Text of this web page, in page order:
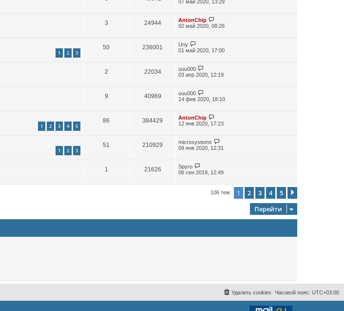
07 май 2020, 13:29
3 24944
AntonChip
02 май 2020, 08:26
1 2 3
50 236001
Uriy
01 май 2020, 17:00
2 22034
uuu000
03 апр 2020, 12:19
9 40969
uuu000
14 фев 2020, 18:10
1 2 3 4 5
86 384429
AntonChip
12 янв 2020, 17:23
1 2 3
51 210929
microsystems
09 янв 2020, 12:31
1 21626
Spyro
06 сен 2019, 12:49
106 тем 1 2 3 4 5
Перейти
Часовой пояс: UTC+03:00
Удалить cookies